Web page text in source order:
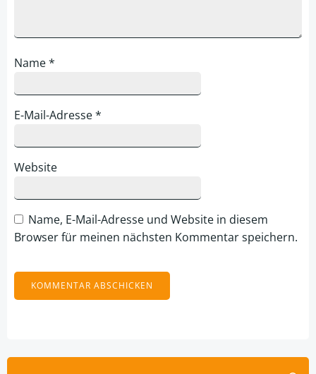
Name*
E-Mail-Adresse*
Website
Name, E-Mail-Adresse und Website in diesem
Browser für meinen nächsten Kommentar speichern.